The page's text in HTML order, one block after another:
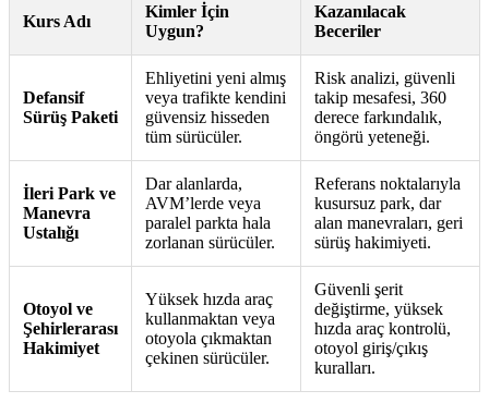
Kurs Adı
Kimler İçin
Uygun?
Kazanılacak
Beceriler
Defansif
Sürüş Paketi
Ehliyetini yeni almış
veya trafikte kendini
güvensiz hisseden
tüm sürücüler.
Risk analizi, güvenli
takip mesafesi, 360
derece farkındalık,
öngörü yeteneği.
İleri Park ve
Manevra
Ustalığı
Dar alanlarda,
AVM’lerde veya
paralel parkta hala
zorlanan sürücüler.
Referans noktalarıyla
kusursuz park, dar
alan manevraları, geri
sürüş hakimiyeti.
Otoyol ve
Şehirlerarası
Hakimiyet
Yüksek hızda araç
kullanmaktan veya
otoyola çıkmaktan
çekinen sürücüler.
Güvenli şerit
değiştirme, yüksek
hızda araç kontrolü,
otoyol giriş/çıkış
kuralları.